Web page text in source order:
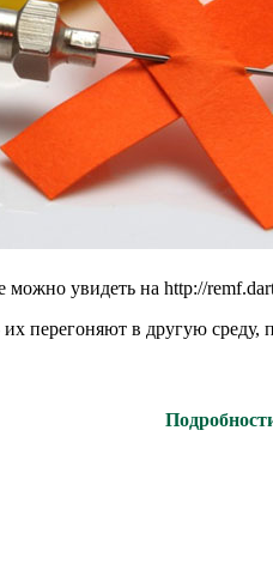
увидеть на http://
в другую среду,